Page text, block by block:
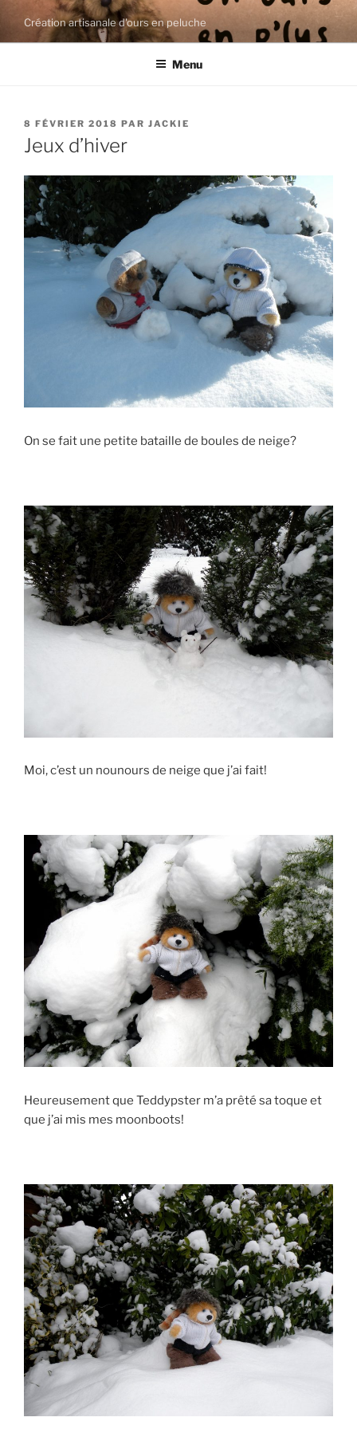
contenu
Création artisanale d'ours en peluche
Menu
PUBLIÉ
LE
8 FÉVRIER 2018 PAR JACKIE
Jeux d’hiver
On se fait une petite bataille de boules de neige?
Moi, c’est un nounours de neige que j’ai fait!
Heureusement que Teddypster m’a prêté sa toque et
que j’ai mis mes moonboots!